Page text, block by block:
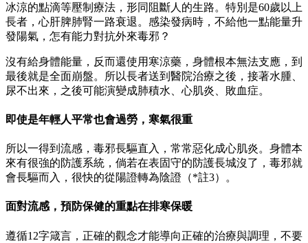
冰涼的點滴等壓制療法，形同阻斷人的生路。特別是60歲以上
長者，心肝脾肺腎一路衰退。感染發病時，不給他一點能量升
發陽氣，怎有能力對抗外來毒邪？
沒有給身體能量，反而還使用寒涼藥，身體根本無法支應，到
最後就是全面崩盤。所以長者送到醫院治療之後，接著水腫、
尿不出來，之後可能演變成肺積水、心肌炎、敗血症。
即使是年輕人平常也會過勞，寒氣很重
所以一得到流感，毒邪長驅直入，常常惡化成心肌炎。身體本
來有很強的防護系統，倘若在表固守的防護長城沒了，毒邪就
會長驅而入，很快的從陽證轉為陰證（*註3）。
面對流感，預防保健的重點在排寒保暖
遵循12字箴言，正確的觀念才能導向正確的治療與調理，不要